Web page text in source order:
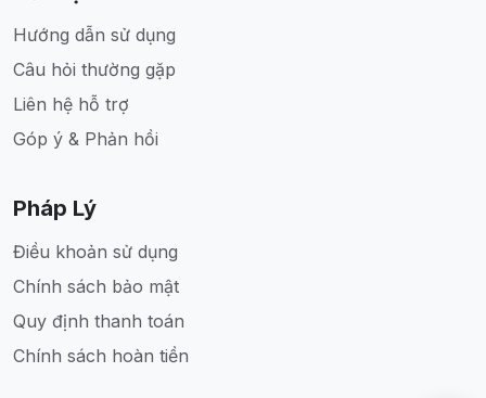
Hướng dẫn sử dụng
Câu hỏi thường gặp
Liên hệ hỗ trợ
Góp ý & Phản hồi
Pháp Lý
Điều khoản sử dụng
Chính sách bảo mật
Quy định thanh toán
Chính sách hoàn tiền